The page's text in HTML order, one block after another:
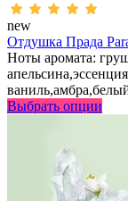
new
Отдушка Прада
Ноты аромата:
Выбрать опции